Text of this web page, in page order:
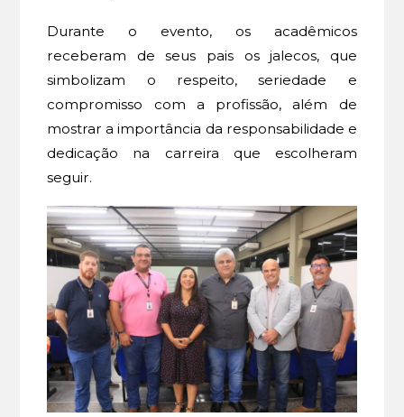
Durante o evento, os acadêmicos
receberam de seus pais os jalecos, que
simbolizam o respeito, seriedade e
compromisso com a profissão, além de
mostrar a importância da responsabilidade e
dedicação na carreira que escolheram
seguir.